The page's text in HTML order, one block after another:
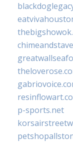
p-sports.net